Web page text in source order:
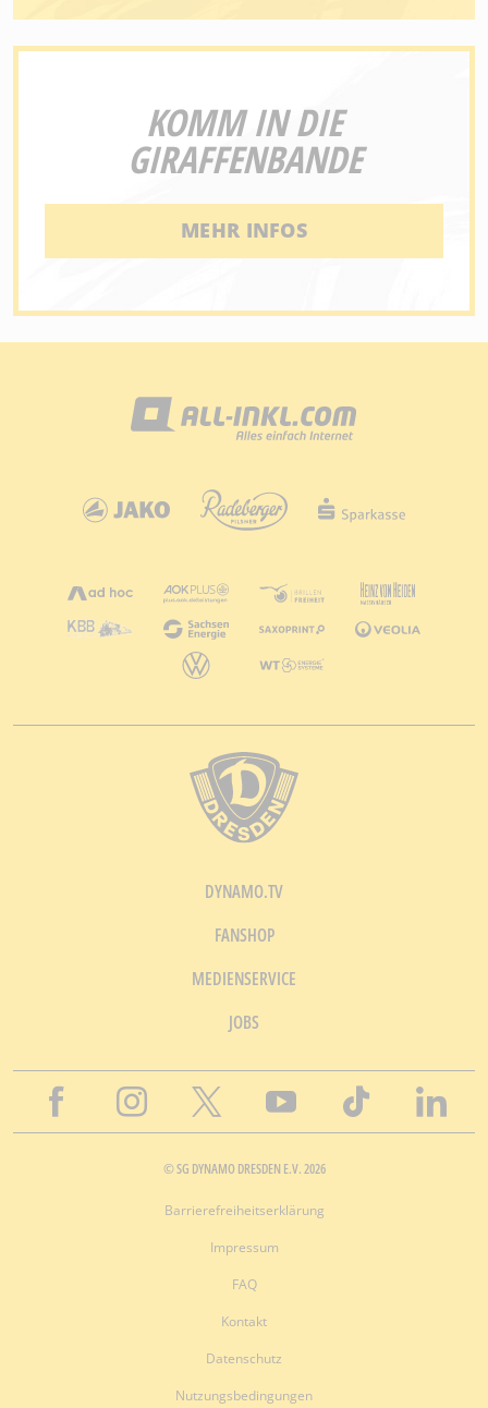
KOMM IN DIE
GIRAFFENBANDE
MEHR INFOS
DYNAMO.TV
FANSHOP
MEDIENSERVICE
JOBS
© SG DYNAMO DRESDEN E.V. 2026
Barrierefreiheitserklärung
Impressum
FAQ
Kontakt
Datenschutz
Nutzungsbedingungen